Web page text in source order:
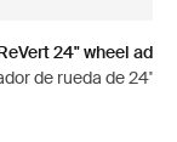
24" wheel
de rueda de 24"